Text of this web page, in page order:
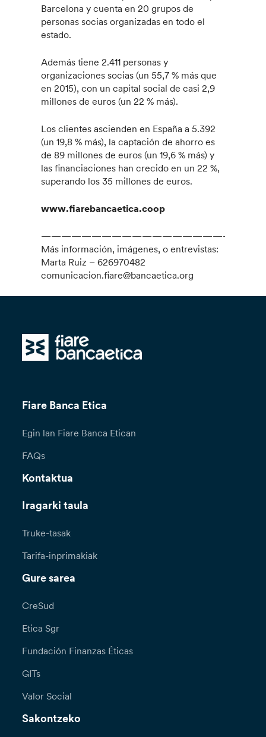
Barcelona y cuenta en 20 grupos de
personas socias organizadas en todo el
estado.
Además tiene 2.411 personas y
organizaciones socias (un 55,7 % más que
en 2015), con un capital social de casi 2,9
millones de euros (un 22 % más).
Los clientes ascienden en España a 5.392
(un 19,8 % más), la captación de ahorro es
de 89 millones de euros (un 19,6 % más) y
las financiaciones han crecido en un 22 %,
superando los 35 millones de euros.
www.fiarebancaetica.coop
———————————————————–
Más información, imágenes, o entrevistas:
Marta Ruiz – 626970482
comunicacion.fiare@bancaetica.org
Fiare Banca Etica
Egin lan Fiare Banca Etican
FAQs
Kontaktua
Iragarki taula
Truke-tasak
Tarifa-inprimakiak
Gure sarea
CreSud
Etica Sgr
Fundación Finanzas Éticas
GITs
Valor Social
Sakontzeko